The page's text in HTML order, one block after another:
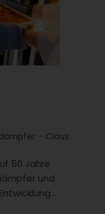
– Claus
50 Jahre
und